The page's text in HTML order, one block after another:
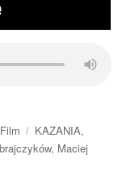
Format
Film Kategorie
KAZANIA,
, Maciej